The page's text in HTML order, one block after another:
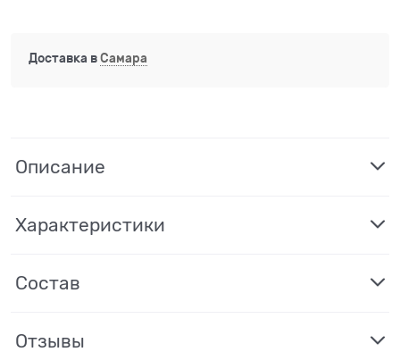
Доставка вСамара
Описание
Характеристики
Состав
Отзывы